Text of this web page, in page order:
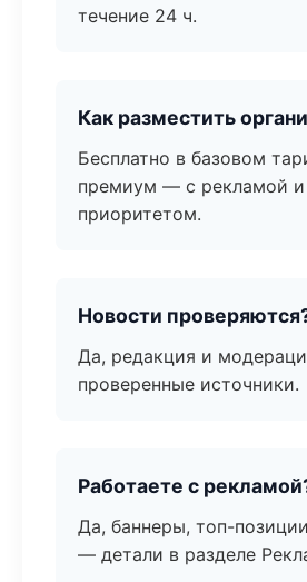
течение 24 ч.
Как разместить
Бесплатно в базовом
премиум — с рекламой и
приоритетом.
Новости
Да, редакция и
проверенные источники.
Работаете с
Да, баннеры, топ-
— детали в разделе